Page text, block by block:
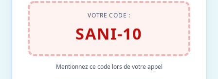
VOTRE CODE :
SANI-10
Mentionnez ce code lors de votre appel